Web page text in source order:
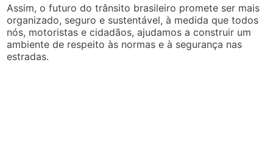
Assim, o futuro do trânsito brasileiro promete ser mais
organizado, seguro e sustentável, à medida que todos
nós, motoristas e cidadãos, ajudamos a construir um
ambiente de respeito às normas e à segurança nas
estradas.